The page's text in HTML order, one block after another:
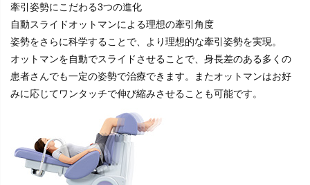
牽引姿勢にこだわる3つの進化
自動スライドオットマンによる理想の牽引角度
姿勢をさらに科学することで、より理想的な牽引姿勢を実現。
オットマンを自動でスライドさせることで、身長差のある多くの
患者さんでも一定の姿勢で治療できます。またオットマンはお好
みに応じてワンタッチで伸び縮みさせることも可能です。